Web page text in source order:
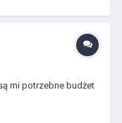
mi potrzebne budżet